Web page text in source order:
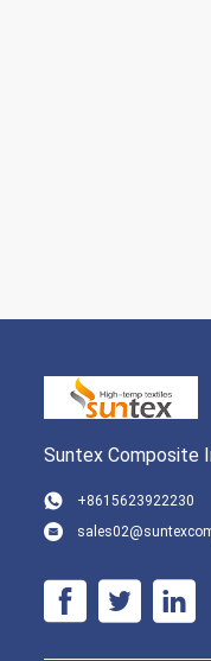
Suntex Composite
+8615623922230